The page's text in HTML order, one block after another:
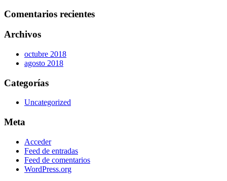
Comentarios recientes
Archivos
octubre 2018
agosto 2018
Categorías
Uncategorized
Meta
Acceder
Feed de entradas
Feed de comentarios
WordPress.org